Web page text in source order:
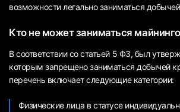
возможности легально заниматься
Кто не может заниматься
В соответствии со статьей 5 ФЗ, был
которым запрещено заниматься добычей
перечень включает следующие категории:
Физические лица в статусе